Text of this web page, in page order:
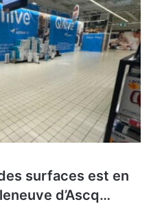
surfaces est en
d’Ascq…